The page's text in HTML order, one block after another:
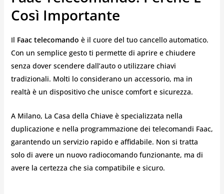
Così Importante
Il Faac telecomando è il cuore del tuo cancello automatico.
Con un semplice gesto ti permette di aprire e chiudere
senza dover scendere dall’auto o utilizzare chiavi
tradizionali. Molti lo considerano un accessorio, ma in
realtà è un dispositivo che unisce comfort e sicurezza.
A Milano, La Casa della Chiave è specializzata nella
duplicazione e nella programmazione dei telecomandi Faac,
garantendo un servizio rapido e affidabile. Non si tratta
solo di avere un nuovo radiocomando funzionante, ma di
avere la certezza che sia compatibile e sicuro.